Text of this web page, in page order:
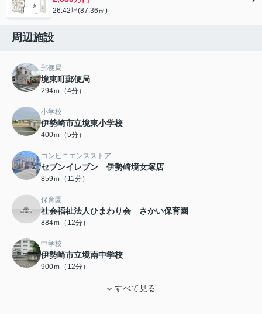
26.42坪(87.36㎡)
周辺施設
郵便局
境東町郵便局
294ｍ（4分）
小学校
伊勢崎市立境東小学校
400ｍ（5分）
コンビニエンスストア
セブンイレブン 伊勢崎境女塚店
859ｍ（11分）
保育園
社会福祉法人ひまわり会 さかい保育園
884ｍ（12分）
中学校
伊勢崎市立境南中学校
900ｍ（12分）
すべて見る